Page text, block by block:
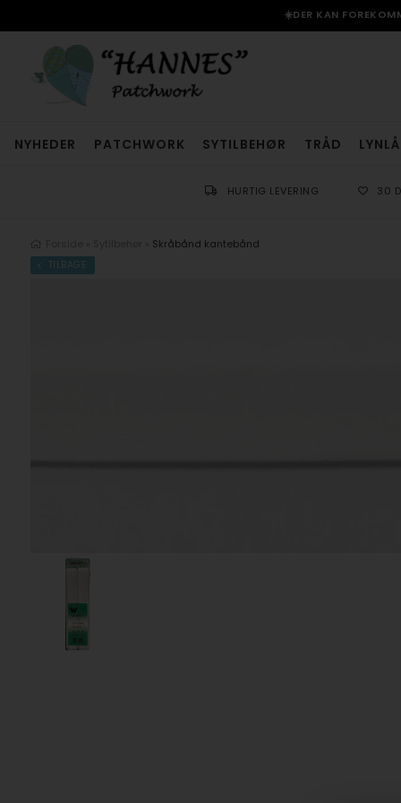
☀️DER KAN
NYHEDER PATCHWORK SYTILBEHØR TRÅD
HURTIG LEVERING 30
Skråbånd kantebånd
TILBAGE